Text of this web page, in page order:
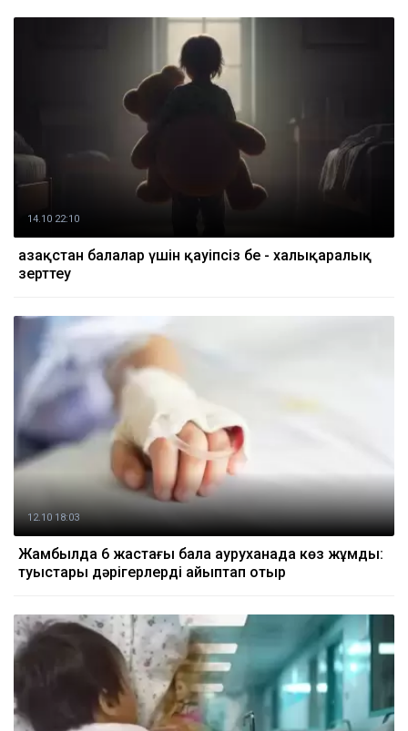
14.10 22:10
Қазақстан балалар үшін қауіпсіз бе - халықаралық
зерттеу
12.10 18:03
Жамбылда 6 жастағы бала ауруханада көз жұмды:
туыстары дәрігерлерді айыптап отыр